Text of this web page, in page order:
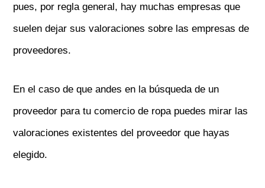
pues, por regla general, hay muchas empresas que
suelen dejar sus valoraciones sobre las empresas de
proveedores.
En el caso de que andes en la búsqueda de un
proveedor para tu comercio de ropa puedes mirar las
valoraciones existentes del proveedor que hayas
elegido.